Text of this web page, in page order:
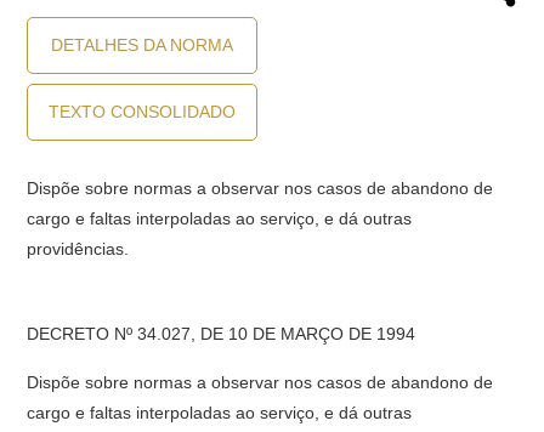
DETALHES DA NORMA
TEXTO CONSOLIDADO
Dispõe sobre normas a observar nos casos de abandono de
cargo e faltas interpoladas ao serviço, e dá outras
providências.
DECRETO Nº 34.027, DE 10 DE MARÇO DE 1994
Dispõe sobre normas a observar nos casos de abandono de
cargo e faltas interpoladas ao serviço, e dá outras